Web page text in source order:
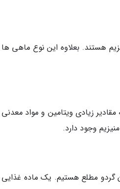
هستند. بعلاوه این نوع ماهی ها
زیادی ویتامین و مواد معدنی
گردو مطلع هستیم. یک ماده غذایی